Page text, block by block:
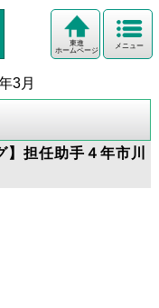
メニュー
東進
ホームページ
3月
担任助手４年市川